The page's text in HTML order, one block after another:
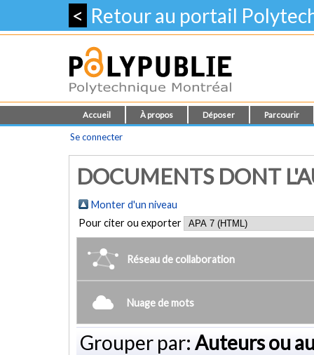
< Retour au portail
Accueil À propos Déposer Parcourir
Se connecter
DOCUMENTS DONT
Monter d'un niveau
Pour citer ou exporter
Réseau de collaboration
Nuage de mots
Grouper par: Auteurs ou